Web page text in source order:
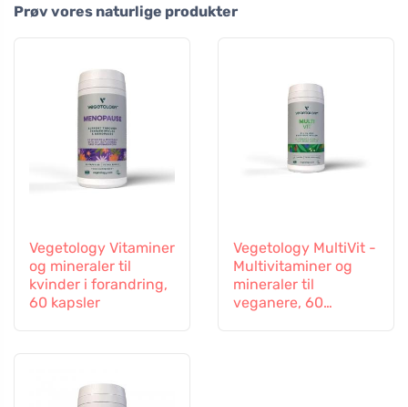
Prøv vores naturlige produkter
Vegetology Vitaminer
og mineraler til
kvinder i forandring,
60 kapsler
Vegetology MultiVit -
Multivitaminer og
mineraler til
veganere, 60